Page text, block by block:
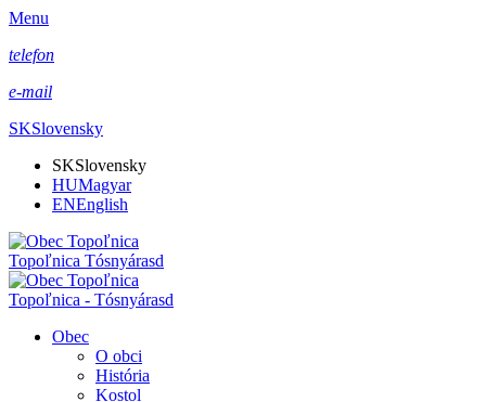
Menu
telefon
e-mail
SKSlovensky
SKSlovensky
HUMagyar
ENEnglish
Topoľnica Tósnyárasd
Topoľnica - Tósnyárasd
Obec
O obci
História
Kostol